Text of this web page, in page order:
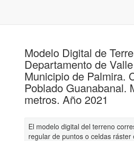
Modelo Digital de
Departamento de
Municipio de Palmira.
Poblado Guanabanal.
metros. Año 2021
El modelo digital del terreno
regular de puntos o celdas ráster